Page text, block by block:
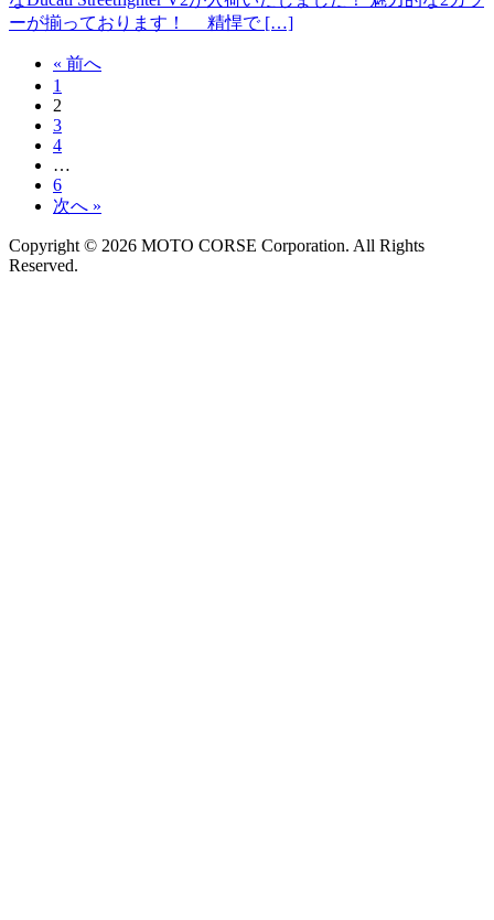
ーが揃っております！ 精悍で […]
« 前へ
1
2
3
4
…
6
次へ »
Copyright © 2026 MOTO CORSE Corporation. All Rights
Reserved.